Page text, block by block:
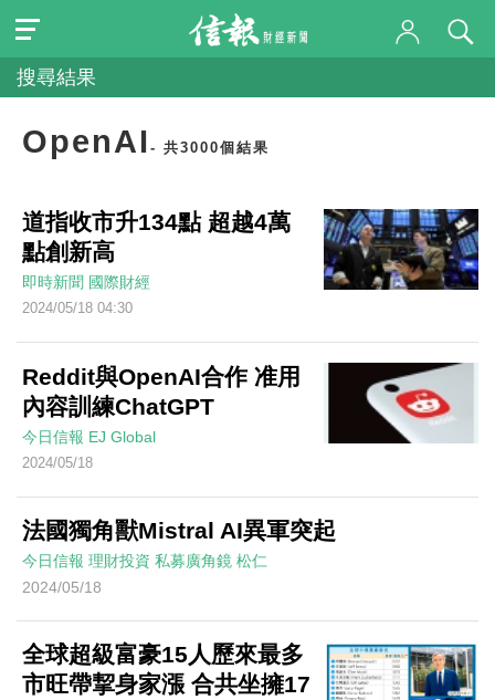
搜尋結果
OpenAI - 共3000個結果
道指收市升134點 超越4萬
點創新高
即時新聞 國際財經
2024/05/18 04:30
Reddit與OpenAI合作 准用
內容訓練ChatGPT
今日信報 EJ Global
2024/05/18
法國獨角獸Mistral AI異軍突起
今日信報 理財投資 私募廣角鏡 松仁
2024/05/18
全球超級富豪15人歷來最多
市旺帶挈身家漲 合共坐擁17